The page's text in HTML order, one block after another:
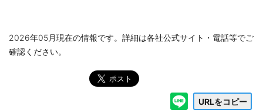
2026年05月現在の情報です。詳細は各社公式サイト・電話等でご
確認ください。
URLをコピー